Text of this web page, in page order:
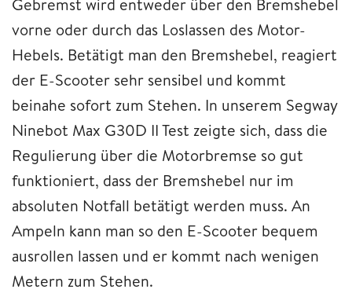
Gebremst wird entweder über den Bremshebel
vorne oder durch das Loslassen des Motor-
Hebels. Betätigt man den Bremshebel, reagiert
der E-Scooter sehr sensibel und kommt
beinahe sofort zum Stehen. In unserem Segway
Ninebot Max G30D II Test zeigte sich, dass die
Regulierung über die Motorbremse so gut
funktioniert, dass der Bremshebel nur im
absoluten Notfall betätigt werden muss. An
Ampeln kann man so den E-Scooter bequem
ausrollen lassen und er kommt nach wenigen
Metern zum Stehen.